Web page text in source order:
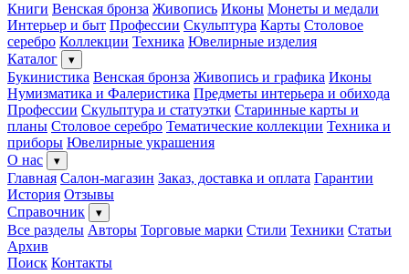
Книги Венская бронза Живопись Иконы Монеты и медали
Интерьер и быт Профессии Скульптура Карты Столовое
серебро Коллекции Техника Ювелирные изделия
Каталог
▾
Букинистика Венская бронза Живопись и графика Иконы
Нумизматика и Фалеристика Предметы интерьера и обихода
Профессии Скульптура и статуэтки Старинные карты и
планы Столовое серебро Тематические коллекции Техника и
приборы Ювелирные украшения
О нас
▾
Главная Салон-магазин Заказ, доставка и оплата Гарантии
История Отзывы
Справочник
▾
Все разделы Авторы Торговые марки Стили Техники Статьи
Архив
Поиск Контакты